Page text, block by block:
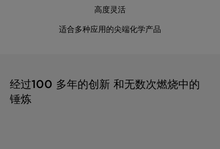
高度灵活
适合多种应用的尖端化学产品
经过100 多年的创新 和无数次燃烧中的
锤炼